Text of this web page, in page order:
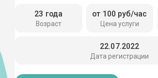
Возраст
23 года
Цена услуги
от 100 руб/час
Дата регистрации
22.07.2022